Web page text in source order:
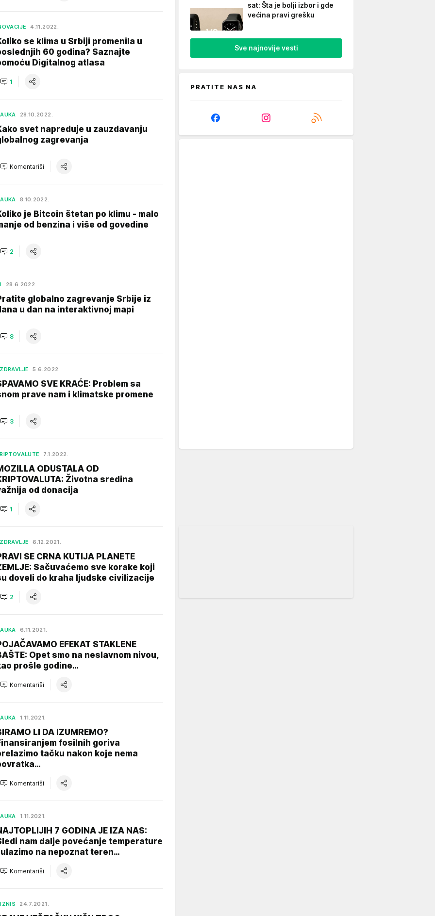
4.11.2022.
se klima u Srbiji promenila u
60 godina? Saznajte
Digitalnog atlasa
1
28.10.2022.
svet napreduje u zauzdavanju
zagrevanja
Komentariši
8.10.2022.
je Bitcoin štetan po klimu - malo
od benzina i više od govedine
2
28.6.2022.
globalno zagrevanje Srbije iz
u dan na interaktivnoj mapi
8
5.6.2022.
SVE KRAĆE: Problem sa
prave nam i klimatske promene
3
7.1.2022.
ODUSTALA OD
Životna sredina
od donacija
1
6.12.2021.
SE CRNA KUTIJA PLANETE
Sačuvaćemo sve korake koji
doveli do kraha ljudske civilizacije
2
6.11.2021.
EFEKAT STAKLENE
Opet smo na neslavnom nivou,
prošle godine…
Komentariši
1.11.2021.
LI DA IZUMREMO?
fosilnih goriva
tačku nakon koje nema
Komentariši
1.11.2021.
7 GODINA JE IZA NAS:
nam dalje povećanje temperature
na nepoznat teren…
Komentariši
24.7.2021.
sat: Šta je bolji izbor i gde
većina pravi grešku
Sve najnovije vesti
PRATITE NAS NA